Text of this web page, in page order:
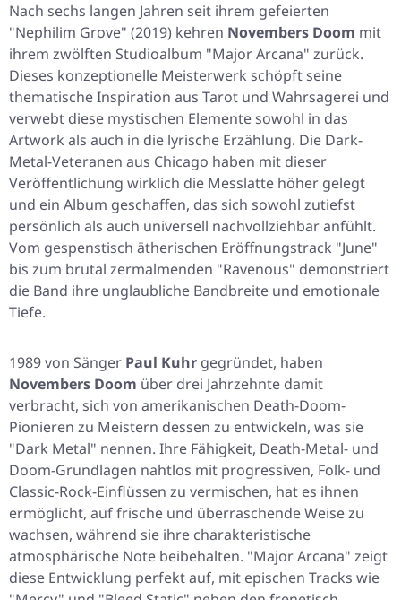
Nach sechs langen Jahren seit ihrem gefeierten
"Nephilim Grove" (2019) kehren Novembers Doom mit
ihrem zwölften Studioalbum "Major Arcana" zurück.
Dieses konzeptionelle Meisterwerk schöpft seine
thematische Inspiration aus Tarot und Wahrsagerei und
verwebt diese mystischen Elemente sowohl in das
Artwork als auch in die lyrische Erzählung. Die Dark-
Metal-Veteranen aus Chicago haben mit dieser
Veröffentlichung wirklich die Messlatte höher gelegt
und ein Album geschaffen, das sich sowohl zutiefst
persönlich als auch universell nachvollziehbar anfühlt.
Vom gespenstisch ätherischen Eröffnungstrack "June"
bis zum brutal zermalmenden "Ravenous" demonstriert
die Band ihre unglaubliche Bandbreite und emotionale
Tiefe.
1989 von Sänger Paul Kuhr gegründet, haben
Novembers Doom über drei Jahrzehnte damit
verbracht, sich von amerikanischen Death-Doom-
Pionieren zu Meistern dessen zu entwickeln, was sie
"Dark Metal" nennen. Ihre Fähigkeit, Death-Metal- und
Doom-Grundlagen nahtlos mit progressiven, Folk- und
Classic-Rock-Einflüssen zu vermischen, hat es ihnen
ermöglicht, auf frische und überraschende Weise zu
wachsen, während sie ihre charakteristische
atmosphärische Note beibehalten. "Major Arcana" zeigt
diese Entwicklung perfekt auf, mit epischen Tracks wie